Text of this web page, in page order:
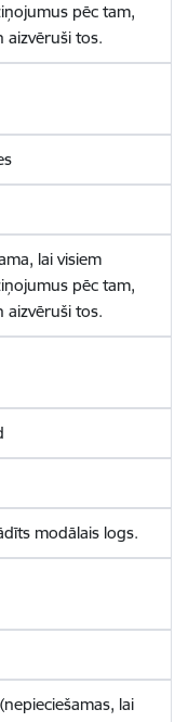
pēc tam,
aizvēruši tos.
lai visiem
pēc tam,
aizvēruši tos.
modālais logs.
lai